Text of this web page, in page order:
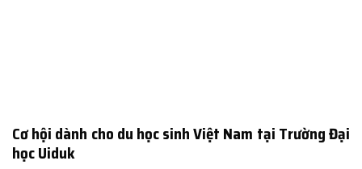
Cơ hội dành cho du học sinh Việt Nam tại Trường Đại
học Uiduk